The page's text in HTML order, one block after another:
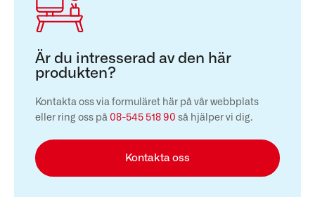
Är du intresserad av den här
produkten?
Kontakta oss via formuläret här på vår webbplats
eller ring oss på 08-545 518 90 så hjälper vi dig.
Kontakta oss